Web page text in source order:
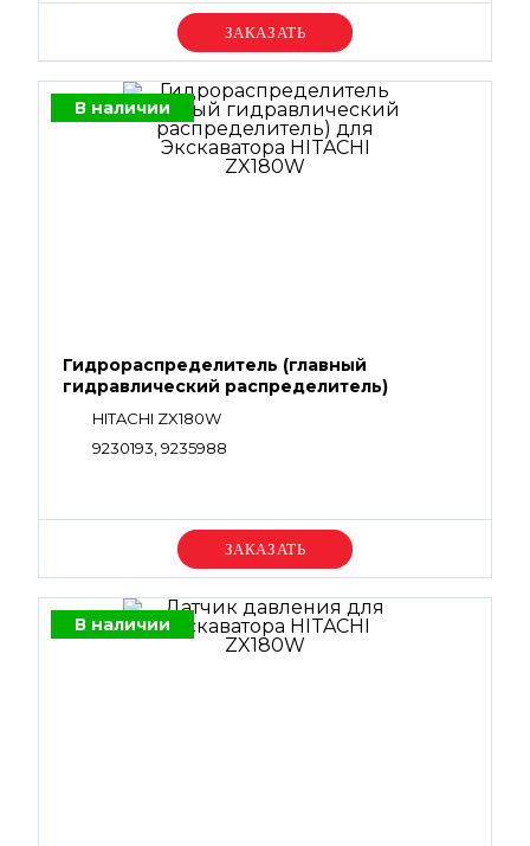
Уточняйте цену
В наличии
Гидрораспределитель (главный
гидравлический распределитель)
HITACHI ZX180W
9230193, 9235988
Уточняйте цену
В наличии